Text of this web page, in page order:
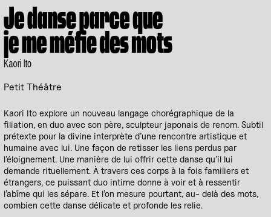
Je danse parce que
je me méfie des mots
Kaori Ito
Petit Théâtre
Kaori Ito explore un nouveau langage chorégraphique de la
filiation, en duo avec son père, sculpteur japonais de renom. Subtil
prétexte pour la divine interprète d’une rencontre artistique et
humaine avec lui. Une façon de retisser les liens perdus par
l’éloignement. Une manière de lui offrir cette danse qu’il lui
demande rituellement. À travers ces corps à la fois familiers et
étrangers, ce puissant duo intime donne à voir et à ressentir
l’abîme qui les sépare. Et l’on mesure pourtant, au- delà des mots,
combien cette danse délicate et profonde les relie.